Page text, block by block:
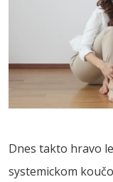
Dnes takto hravo
systemickom